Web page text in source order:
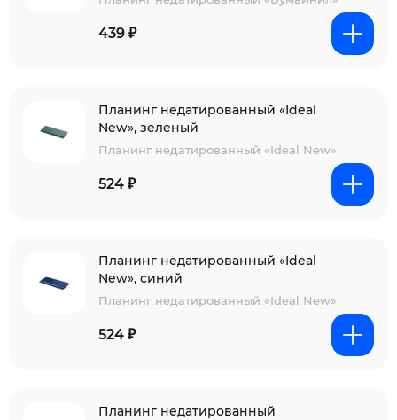
439 ₽
Планинг недатированный «Ideal
New», зеленый
Планинг недатированный «Ideal New»
524 ₽
Планинг недатированный «Ideal
New», синий
Планинг недатированный «Ideal New»
524 ₽
Планинг недатированный